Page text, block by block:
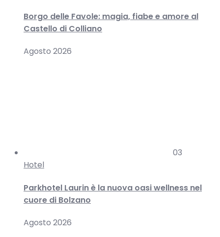
Borgo delle Favole: magia, fiabe e amore al
Castello di Colliano
Agosto 2026
03
Hotel
Parkhotel Laurin è la nuova oasi wellness nel
cuore di Bolzano
Agosto 2026